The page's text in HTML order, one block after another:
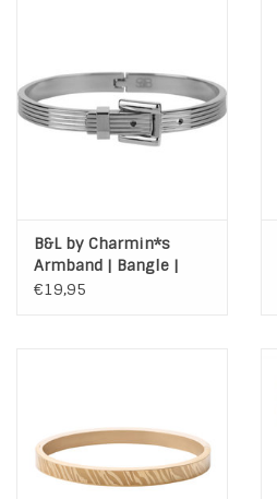
B&L by Charmin*s
Armband | Bangle |
Ceinture | Steel | Silver
€19,95